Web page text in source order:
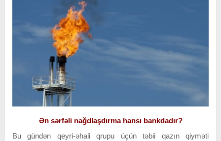
Ən sərfəli nağdlaşdırma hansı bankdadır?
Bu gündən qeyri-əhali qrupu üçün təbii qazın qiyməti